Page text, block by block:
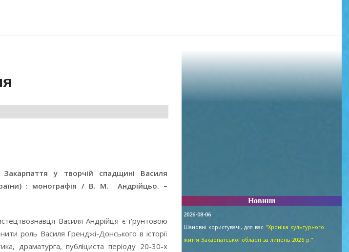
у творчій спадщині Василя
: монографія / В. М. Андрійцьо. –
Василя Андрійця є ґрунтовою
роль Василя Гренджі-Донського в історії
драматурга, публіциста періоду 20-30-х
Новини
2026-08-06
Шановні користувачі, для вас "Хроніка культурного
життя Закарпатської області за липень 2026 р.".